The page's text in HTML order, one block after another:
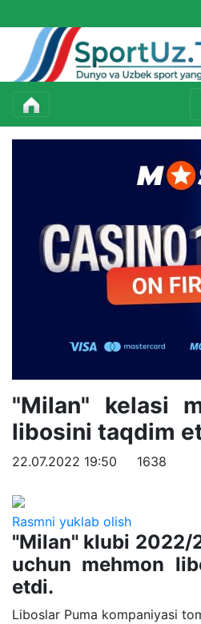
"Milan" kelasi
libosini taqdim
22.07.2022 19:50 1638
Rasmni yuklab olish
"Milan" klubi 2022/
uchun mehmon
etdi.
Liboslar Puma kompaniyasi